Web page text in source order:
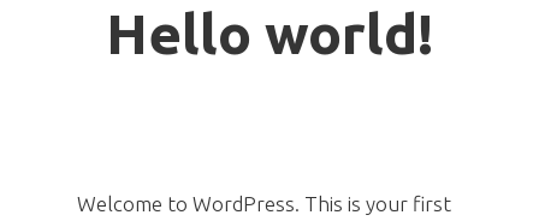
Hello world!
Welcome to WordPress. This is your first